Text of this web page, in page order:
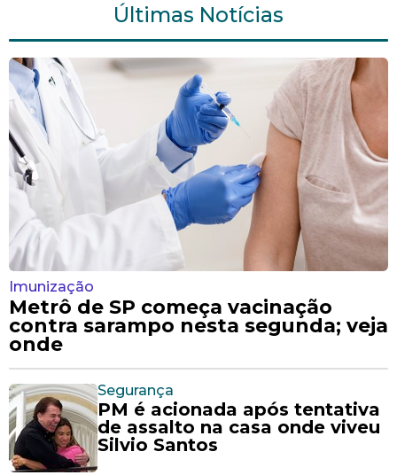
Últimas Notícias
Imunização
Metrô de SP começa vacinação
contra sarampo nesta segunda; veja
onde
Segurança
PM é acionada após tentativa
de assalto na casa onde viveu
Silvio Santos